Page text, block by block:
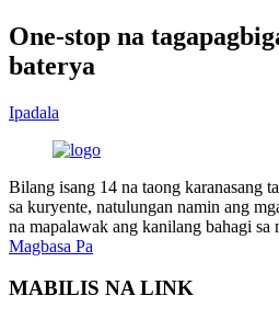
One-stop na
baterya
Ipadala
Bilang isang 14 na taong karanasang
sa kuryente, natulungan namin ang
na mapalawak ang kanilang bahagi sa
Magbasa Pa
MABILIS NA LINK